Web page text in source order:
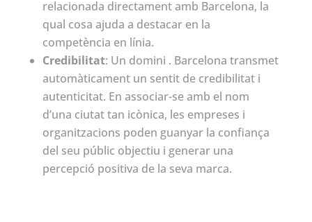
relacionada directament amb Barcelona, la
qual cosa ajuda a destacar en la
competència en línia.
Credibilitat: Un domini . Barcelona transmet
automàticament un sentit de credibilitat i
autenticitat. En associar-se amb el nom
d’una ciutat tan icònica, les empreses i
organitzacions poden guanyar la confiança
del seu públic objectiu i generar una
percepció positiva de la seva marca.